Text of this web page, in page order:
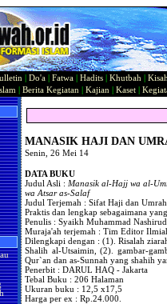
Do'a Fatwa Hadits Khutbah
Berita Kegiatan Kajian Kaset|
MANASIK HAJI DAN
Senin, 26 Mei 14
DATA BUKU
Judul Asli : Manasik al-Hajj wa al-
wa Atsar as-Salaf
Judul Terjemah : Sifat Haji dan
Praktis dan lengkap sebagaimana
Penulis : Syaikh Muhammad
Muraja'ah terjemah : Tim Editor
Dilengkapi dengan : (1). Risalah
Shalih al-Utsaimin, (2). gambar-
Qur`an dan as-Sunnah yang shahih
Penerbit : DARUL HAQ - Jakarta
Tebal Buku : 206 Halaman
Ukuran buku : 12,5 x17,5
Harga per ex : Rp.24.000.